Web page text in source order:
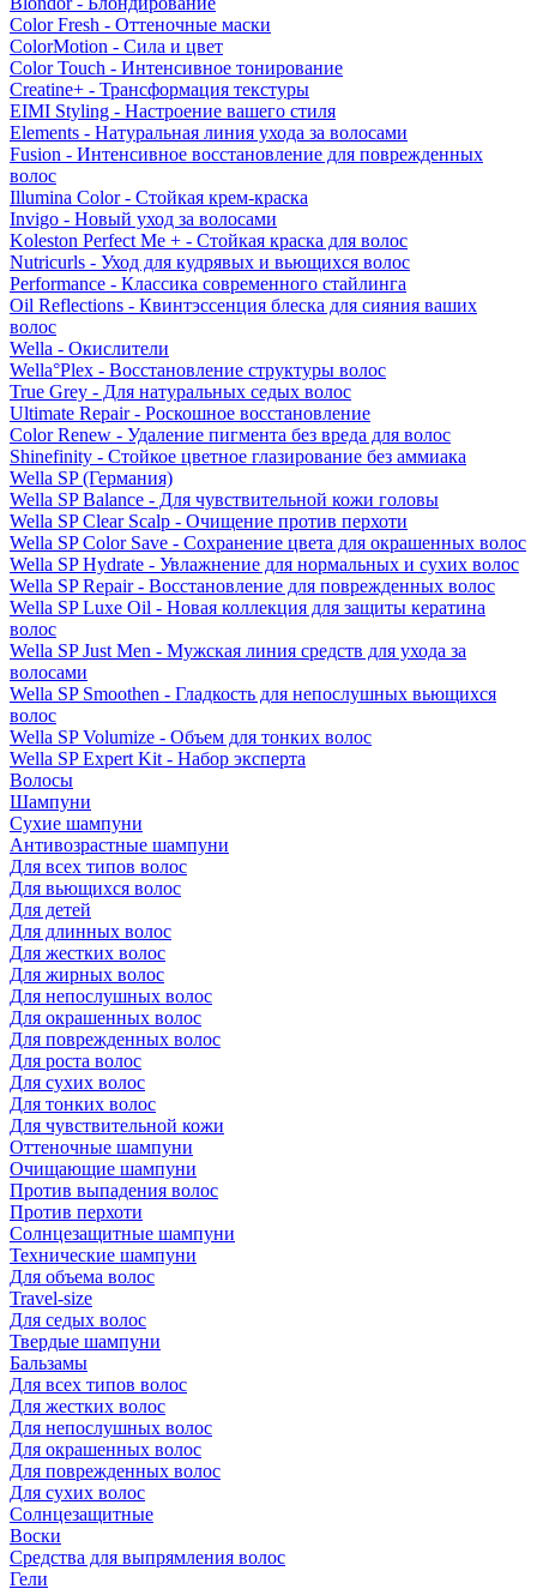
Color Fresh - Оттеночные маски
ColorMotion - Сила и цвет
Color Touch - Интенсивное тонирование
Creatine+ - Трансформация текстуры
EIMI Styling - Настроение вашего стиля
Elements - Натуральная линия ухода за волосами
Fusion - Интенсивное восстановление для поврежденных
волос
Illumina Color - Стойкая крем-краска
Invigo - Новый уход за волосами
Koleston Perfect Me + - Стойкая краска для волос
Nutricurls - Уход для кудрявых и вьющихся волос
Performance - Классика современного стайлинга
Oil Reflections - Квинтэссенция блеска для сияния ваших
волос
Wella - Окислители
Wella°Plex - Восстановление структуры волос
True Grey - Для натуральных седых волос
Ultimate Repair - Роскошное восстановление
Color Renew - Удаление пигмента без вреда для волос
Shinefinity - Стойкое цветное глазирование без аммиака
Wella SP (Германия)
Wella SP Balance - Для чувствительной кожи головы
Wella SP Clear Scalp - Очищение против перхоти
Wella SP Color Save - Сохранение цвета для окрашенных волос
Wella SP Hydrate - Увлажнение для нормальных и сухих волос
Wella SP Repair - Восстановление для поврежденных волос
Wella SP Luxe Oil - Новая коллекция для защиты кератина
волос
Wella SP Just Men - Мужская линия средств для ухода за
волосами
Wella SP Smoothen - Гладкость для непослушных вьющихся
волос
Wella SP Volumize - Объем для тонких волос
Wella SP Expert Kit - Набор эксперта
Волосы
Шампуни
Сухие шампуни
Антивозрастные шампуни
Для всех типов волос
Для вьющихся волос
Для детей
Для длинных волос
Для жестких волос
Для жирных волос
Для непослушных волос
Для окрашенных волос
Для поврежденных волос
Для роста волос
Для сухих волос
Для тонких волос
Для чувствительной кожи
Оттеночные шампуни
Очищающие шампуни
Против выпадения волос
Против перхоти
Солнцезащитные шампуни
Технические шампуни
Для объема волос
Travel-size
Для седых волос
Твердые шампуни
Бальзамы
Для всех типов волос
Для жестких волос
Для непослушных волос
Для окрашенных волос
Для поврежденных волос
Для сухих волос
Солнцезащитные
Воски
Средства для выпрямления волос
Гели